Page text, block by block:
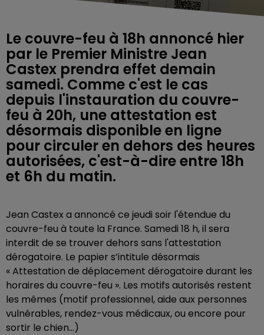
Le couvre-feu à 18h annoncé hier
par le Premier Ministre Jean
Castex prendra effet demain
samedi. Comme c'est le cas
depuis l'instauration du couvre-
feu à 20h, une attestation est
désormais disponible en ligne
pour circuler en dehors des heures
autorisées, c'est-à-dire entre 18h
et 6h du matin.
Jean Castex a annoncé ce jeudi soir l'étendue du
couvre-feu à toute la France. Samedi 18 h, il sera
interdit de se trouver dehors sans l'attestation
dérogatoire. Le papier s’intitule désormais
« Attestation de déplacement dérogatoire durant les
horaires du couvre-feu ». Les motifs autorisés restent
les mêmes (motif professionnel, aide aux personnes
vulnérables, rendez-vous médicaux, ou encore pour
sortir le chien…)